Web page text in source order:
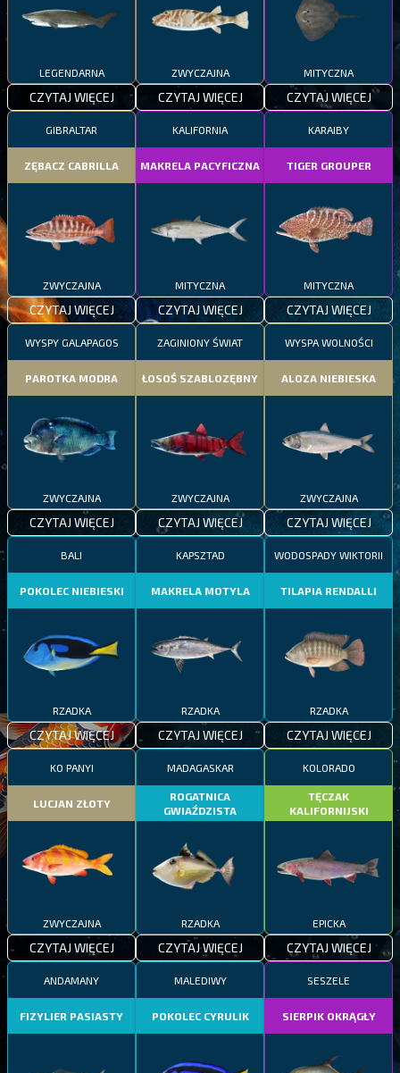
LEGENDARNA
CZYTAJ WIĘCEJ
ZWYCZAJNA
CZYTAJ WIĘCEJ
MITYCZNA
CZYTAJ WIĘCEJ
GIBRALTAR
ZĘBACZ CABRILLA
ZWYCZAJNA
CZYTAJ WIĘCEJ
KALIFORNIA
MAKRELA PACYFICZNA
MITYCZNA
CZYTAJ WIĘCEJ
KARAIBY
TIGER GROUPER
MITYCZNA
CZYTAJ WIĘCEJ
WYSPY GALAPAGOS
PAROTKA MODRA
ZWYCZAJNA
CZYTAJ WIĘCEJ
ZAGINIONY ŚWIAT
ŁOSOŚ SZABLOZĘBNY
ZWYCZAJNA
CZYTAJ WIĘCEJ
WYSPA WOLNOŚCI
ALOZA NIEBIESKA
ZWYCZAJNA
CZYTAJ WIĘCEJ
BALI
POKOLEC NIEBIESKI
RZADKA
CZYTAJ WIĘCEJ
KAPSZTAD
MAKRELA MOTYLA
RZADKA
CZYTAJ WIĘCEJ
WODOSPADY WIKTORII
TILAPIA RENDALLI
RZADKA
CZYTAJ WIĘCEJ
KO PANYI
LUCJAN ZŁOTY
ZWYCZAJNA
CZYTAJ WIĘCEJ
MADAGASKAR
ROGATNICA
GWIAŹDZISTA
RZADKA
CZYTAJ WIĘCEJ
KOLORADO
TĘCZAK
KALIFORNIJSKI
EPICKA
CZYTAJ WIĘCEJ
ANDAMANY
FIZYLIER PASIASTY
MALEDIWY
POKOLEC CYRULIK
SESZELE
SIERPIK OKRĄGŁY